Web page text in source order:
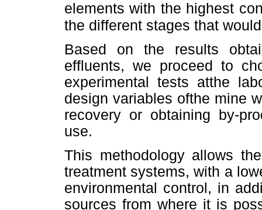
elements with the highest
the different stages that
Based on the results
effluents, we proceed to
experimental tests atthe
design variables ofthe mine
recovery or obtaining by-
use.
This methodology allows
treatment systems, with a
environmental control, in
sources from where it is